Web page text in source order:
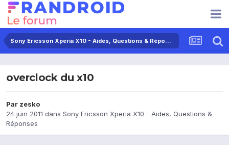
Sony Ericsson Xperia X10 - Aides, Questions & Réponses
overclock du x10
Par zesko
24 juin 2011 dans Sony Ericsson Xperia X10 - Aides, Questions &
Réponses